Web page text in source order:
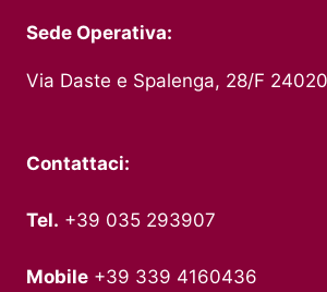
Sede Operativa:
Via Daste e Spalenga, 28/F
Contattaci:
Tel. +39 035 293907
Mobile +39 339 4160436